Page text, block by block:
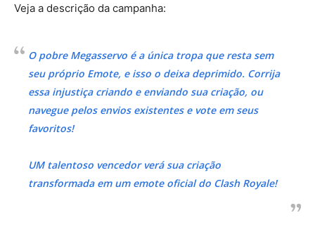
Veja a descrição da campanha:
O pobre Megasservo é a única tropa que resta sem
seu próprio Emote, e isso o deixa deprimido. Corrija
essa injustiça criando e enviando sua criação, ou
navegue pelos envios existentes e vote em seus
favoritos!
UM talentoso vencedor verá sua criação
transformada em um emote oficial do Clash Royale!